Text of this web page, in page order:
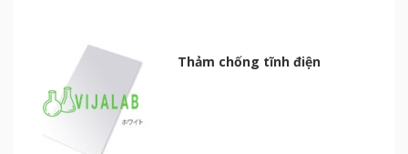
Thảm chống tĩnh điện